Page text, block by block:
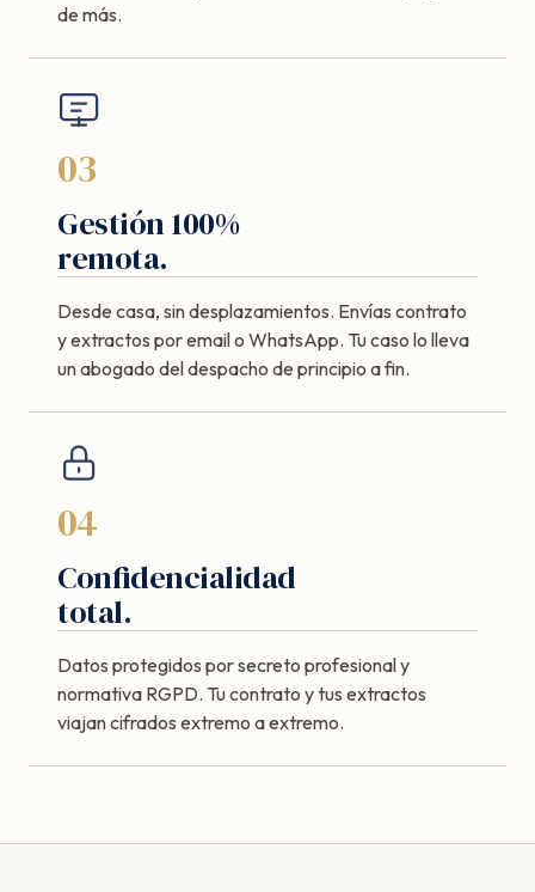
de más.
03
Gestión 100%
remota.
Desde casa, sin desplazamientos. Envías contrato
y extractos por email o WhatsApp. Tu caso lo lleva
un abogado del despacho de principio a fin.
04
Confidencialidad
total.
Datos protegidos por secreto profesional y
normativa RGPD. Tu contrato y tus extractos
viajan cifrados extremo a extremo.